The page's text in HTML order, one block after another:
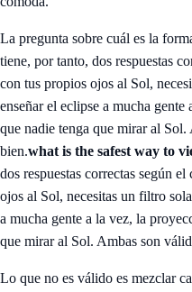
La pregunta sobre cuál es la
tiene, por tanto, dos respuestas
con tus propios ojos al Sol,
enseñar el eclipse a mucha
que nadie tenga que mirar al Sol.
bien.what is the safest way to
dos respuestas correctas según
ojos al Sol, necesitas un filtro
a mucha gente a la vez, la
que mirar al Sol. Ambas son
Lo que no es válido es mezclar